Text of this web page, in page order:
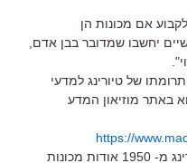
אם מכונות הן
יחשבו שמדובר בבן אדם,
של טיורינג למדעי
באתר מוזיאון המדע
https://
בדף הזה יש גם קישור למאמר של טיורינג מ- 1950 אודות מכונות